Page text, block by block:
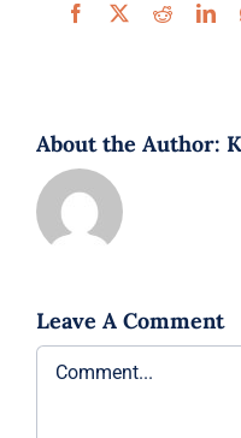
Facebook
X Reddit
About the Author:
Leave A Comment
Comment